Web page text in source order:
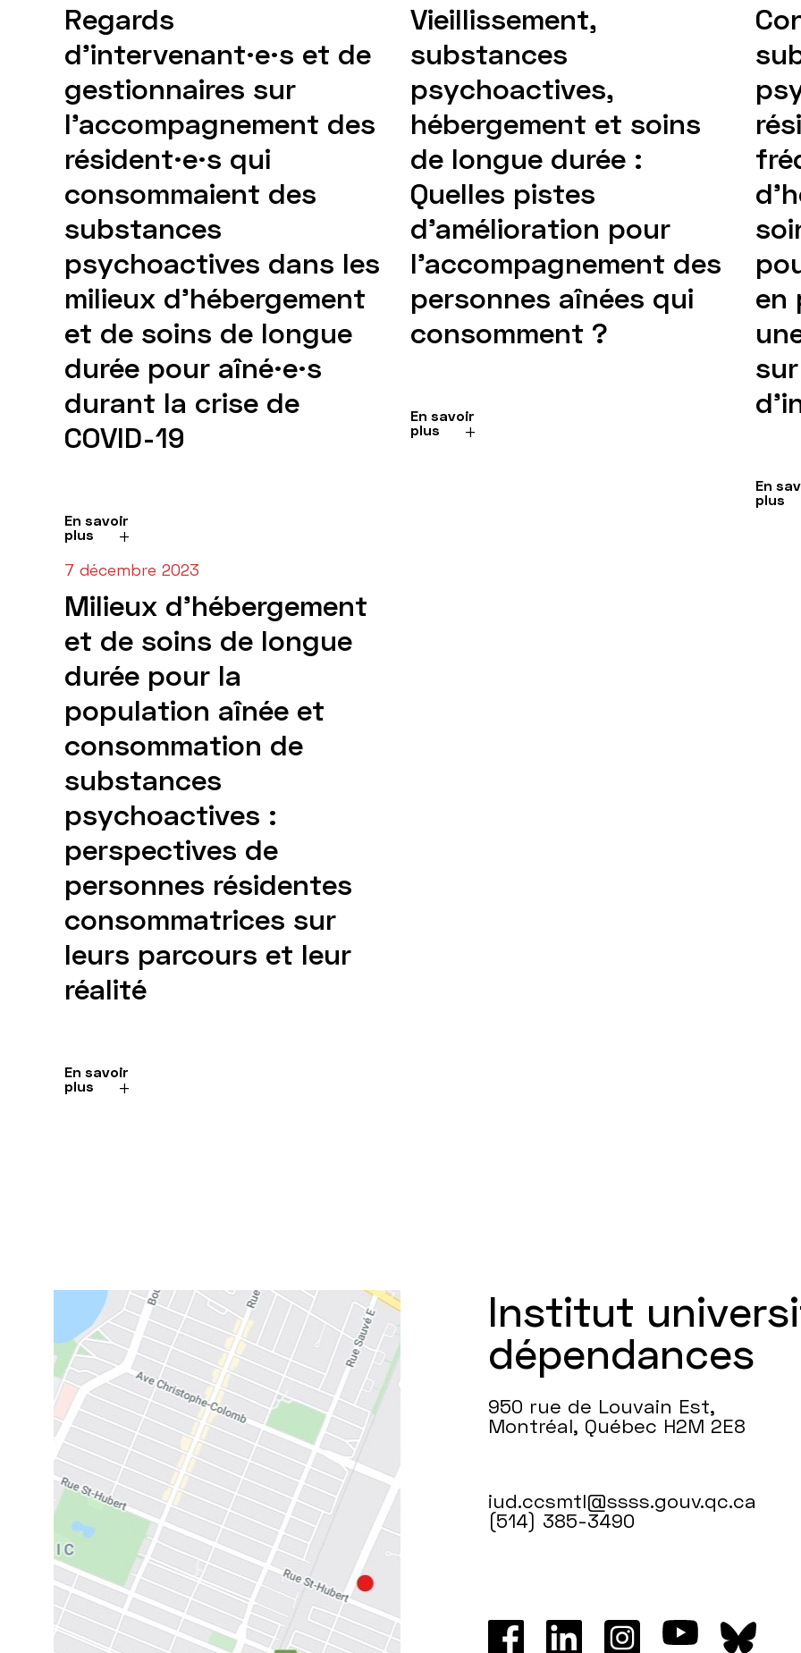
Regards
d’intervenant·e·s et de
gestionnaires sur
l’accompagnement des
résident·e·s qui
consommaient des
substances
psychoactives dans les
milieux d’hébergement
et de soins de longue
durée pour aîné·e·s
durant la crise de
COVID-19
En savoir
plus
Vieillissement,
substances
psychoactives,
hébergement et soins
de longue durée :
Quelles pistes
d’amélioration pour
l’accompagnement des
personnes aînées qui
consomment ?
En savoir
plus
en
En
plus
7 décembre 2023
Milieux d'hébergement
et de soins de longue
durée pour la
population aînée et
consommation de
substances
psychoactives :
perspectives de
personnes résidentes
consommatrices sur
leurs parcours et leur
réalité
En savoir
plus
Institut
dépendances
950 rue de Louvain Est,
Montréal, Québec H2M 2E8
iud.ccsmtl@ssss.gouv.qc.ca
(514) 385-3490